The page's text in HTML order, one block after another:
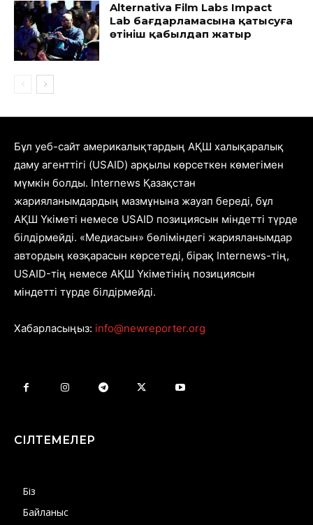
Alternativa Film Labs Impact
Lab бағдарламасына қатысуға
өтініш қабылдап жатыр
Бұл уеб-сайт америкалықтардың АҚШ халықаралық
даму агенттігі (USAID) арқылы көрсеткен көмегімен
мүмкін болды. Internews Қазақстан
жарияланымдардың мазмұнына жауап береді, бұл
АҚШ Үкіметі немесе USAID позициясын міндетті түрде
білдірмейді. «Медиасын» бөліміндегі жарияланымдар
автордың көзқарасын көрсетеді, бірақ Internews-тің,
USAID-тің немесе АҚШ Үкіметінің позициясын
міндетті түрде білдірмейді.
Хабарласыңыз: info@newreporter.org
СІЛТЕМЕЛЕР
Біз
Байланыс